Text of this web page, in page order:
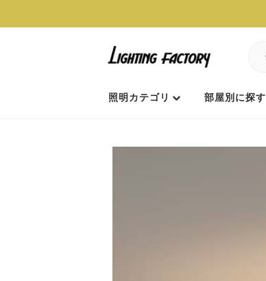
照明カテゴリ 部屋別に探す